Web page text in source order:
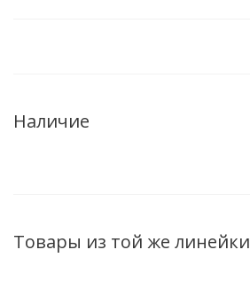
Наличие
Товары из той же линейки